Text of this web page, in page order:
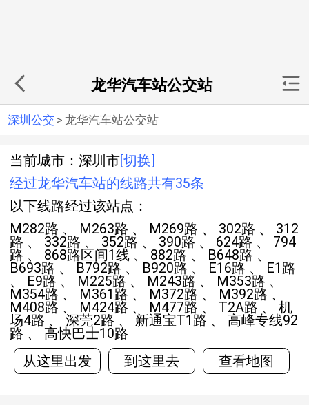
龙华汽车站公交站
深圳公交 > 龙华汽车站公交站
当前城市：深圳市 [切换]
经过龙华汽车站的线路共有35条
以下线路经过该站点：
M282路 、 M263路 、 M269路 、 302路 、 312
路 、 332路 、 352路 、 390路 、 624路 、 794
路 、 868路区间1线 、 882路 、 B648路 、
B693路 、 B792路 、 B920路 、 E16路 、 E1路
、 E9路 、 M225路 、 M243路 、 M353路 、
M354路 、 M361路 、 M372路 、 M392路 、
M408路 、 M424路 、 M477路 、 T2A路 、 机
场4路 、 深莞2路 、 新通宝T1路 、 高峰专线92
路 、 高快巴士10路
从这里出发
到这里去 查看地图